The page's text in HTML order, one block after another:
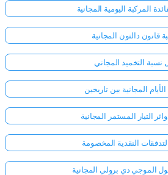
المركبة اليومية المجانية
قانون دالتون المجانية
نسبة التخميد المجاني
المجانية بين تاريخين
التيار المستمر المجانية
النقدية المخصومة
الموجي دي برولي المجانية